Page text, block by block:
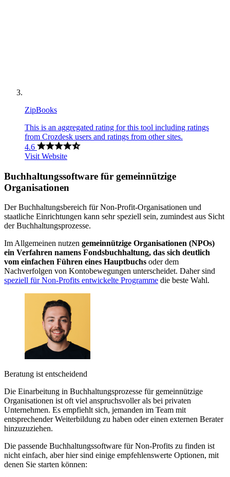
ZipBooks
This is an aggregated rating for this tool including ratings
from Crozdesk users and ratings from other sites.
4.6
Visit Website
Buchhaltungssoftware für gemeinnützige
Organisationen
Der Buchhaltungsbereich für Non-Profit-Organisationen und
staatliche Einrichtungen kann sehr speziell sein, zumindest aus Sicht
der Buchhaltungsprozesse.
Im Allgemeinen nutzen gemeinnützige Organisationen (NPOs)
ein Verfahren namens Fondsbuchhaltung, das sich deutlich
vom einfachen Führen eines Hauptbuchs oder dem
Nachverfolgen von Kontobewegungen unterscheidet. Daher sind
speziell für Non-Profits entwickelte Programme die beste Wahl.
Beratung ist entscheidend
Die Einarbeitung in Buchhaltungsprozesse für gemeinnützige
Organisationen ist oft viel anspruchsvoller als bei privaten
Unternehmen. Es empfiehlt sich, jemanden im Team mit
entsprechender Weiterbildung zu haben oder einen externen Berater
hinzuzuziehen.
Die passende Buchhaltungssoftware für Non-Profits zu finden ist
nicht einfach, aber hier sind einige empfehlenswerte Optionen, mit
denen Sie starten können: